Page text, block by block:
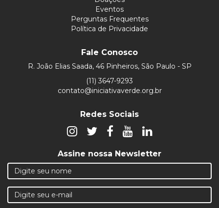
Eventos
Perguntas Frequentes
Política de Privacidade
Fale Conosco
R. João Elias Saada, 46 Pinheiros, São Paulo - SP
(11) 3647-9293
contato@iniciativaverde.org.br
Redes Sociais
Assine nossa Newsletter